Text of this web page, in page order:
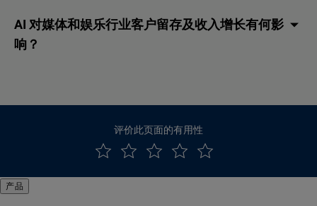
AI 对媒体和娱乐行业客户留存及收入增长有何影
响？
评价此页面的有用性
产品